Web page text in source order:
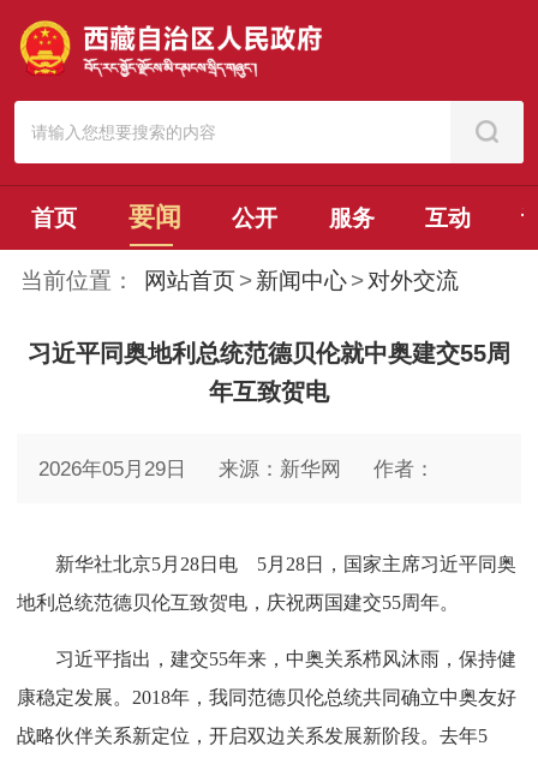
首页 要闻 公开 服务 互动
当前位置： 网站首页 > 新闻中心 > 对外交流
习近平同奥地利总统范德贝伦就中奥建交55周
年互致贺电
2026年05月29日 来源：新华网 作者：
新华社北京5月28日电 5月28日，国家主席习近平同奥
地利总统范德贝伦互致贺电，庆祝两国建交55周年。
习近平指出，建交55年来，中奥关系栉风沐雨，保持健
康稳定发展。2018年，我同范德贝伦总统共同确立中奥友好
战略伙伴关系新定位，开启双边关系发展新阶段。去年5